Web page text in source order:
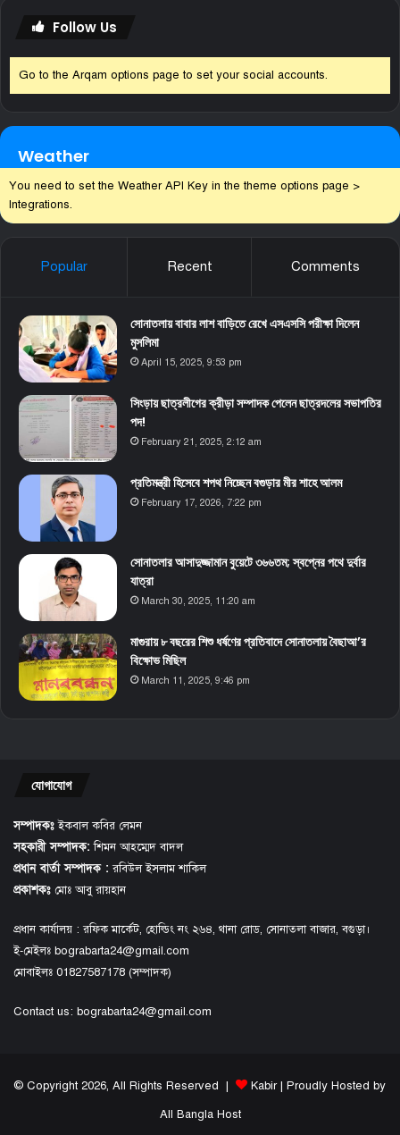
Follow Us
Go to the Arqam options page to set your social accounts.
Weather
You need to set the Weather API Key in the theme options page >
Integrations.
Popular Recent Comments
সোনাতলায় বাবার লাশ বাড়িতে রেখে এসএসসি পরীক্ষা দিলেন
মুসলিমা
April 15, 2025, 9:53 pm
সিংড়ায় ছাত্রলীগের ক্রীড়া সম্পাদক পেলেন ছাত্রদলের সভাপতির
পদ!
February 21, 2025, 2:12 am
প্রতিমন্ত্রী হিসেবে শপথ নিচ্ছেন বগুড়ার মীর শাহে আলম
February 17, 2026, 7:22 pm
সোনাতলার আসাদুজ্জামান বুয়েটে ৩৬৬তম; স্বপ্নের পথে দুর্বার
যাত্রা
March 30, 2025, 11:20 am
মাগুরায় ৮ বছরের শিশু ধর্ষণের প্রতিবাদে সোনাতলায় বৈছাআ’র
বিক্ষোভ মিছিল
March 11, 2025, 9:46 pm
যোগাযোগ
সম্পাদকঃইকবাল কবির লেমন
সহকারী সম্পাদক: শিমন আহম্মেদ বাদল
প্রধান বার্তা সম্পাদক : রবিউল ইসলাম শাকিল
প্রকাশকঃ মোঃ আবু রায়হান
প্রধান কার্যালয় : রফিক মার্কেট, হোল্ডিং নং ২৬৪, থানা রোড, সোনাতলা বাজার, বগুড়া।
ই-মেইলঃ bograbarta24@gmail.com
মোবাইলঃ 01827587178 (সম্পাদক)
Contact us: bograbarta24@gmail.com
© Copyright 2026, All Rights Reserved | Kabir| Proudly Hosted by
All Bangla Host